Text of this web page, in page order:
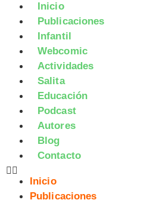
Inicio
Publicaciones
Infantil
Webcomic
Actividades
Salita
Educación
Podcast
Autores
Blog
Contacto
Inicio
Publicaciones